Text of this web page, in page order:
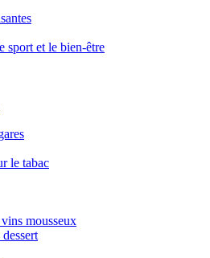
sport et le bien-être
le tabac
mousseux